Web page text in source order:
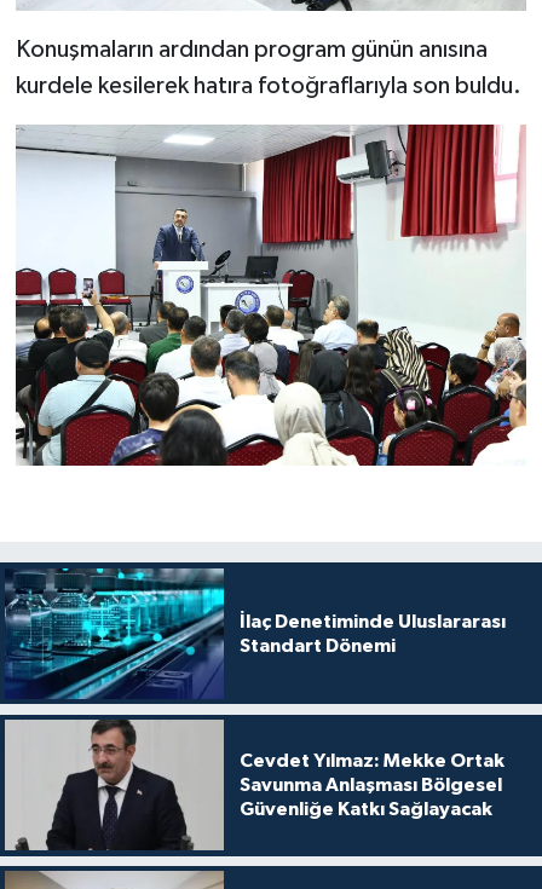
Konuşmaların ardından program günün anısına
kurdele kesilerek hatıra fotoğraflarıyla son buldu.
İlaç Denetiminde Uluslararası
Standart Dönemi
Cevdet Yılmaz: Mekke Ortak
Savunma Anlaşması Bölgesel
Güvenliğe Katkı Sağlayacak